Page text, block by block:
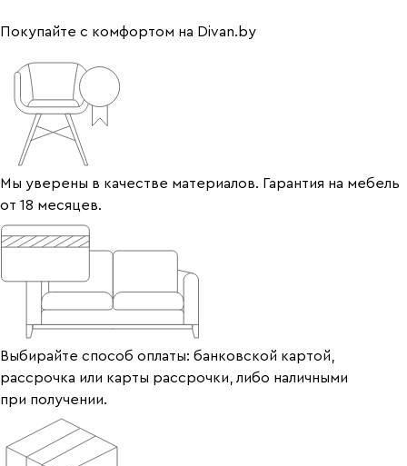
Покупайте с комфортом на Divan.by
Мы уверены в качестве материалов. Гарантия на мебель
от 18 месяцев.
Выбирайте способ оплаты: банковской картой,
рассрочка или карты рассрочки, либо наличными
при получении.